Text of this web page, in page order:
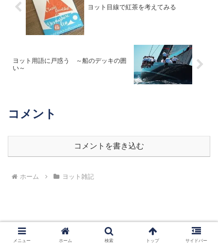
ヨット目線で紅茶を考えてみる
ヨット用語に戸惑う ～船のデッキの囲
い～
コメント
コメントを書き込む
ホーム ヨット雑記
ホーム サイトマップ
メニュー ホーム 検索 トップ サイドバー